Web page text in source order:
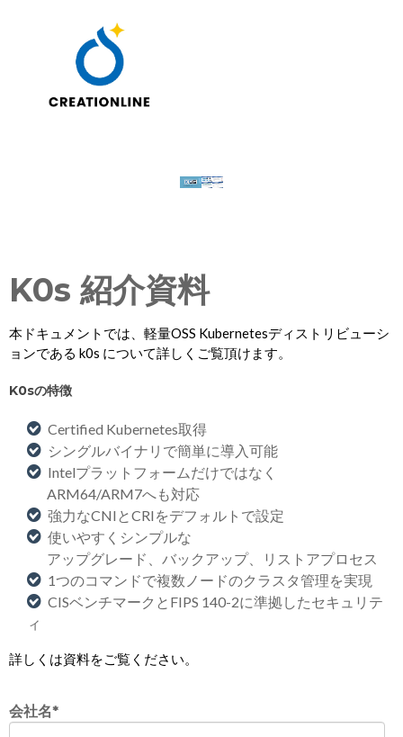
K0s 紹介資料
本ドキュメントでは、軽量OSS Kubernetesディストリビューシ
ョンである k0s について詳しく ご覧頂けます。
K0sの特徴
Certified Kubernetes取得
シングルバイナリで簡単に導入可能
Intelプラットフォームだけではなく
ARM64/ARM7へも対応
強力なCNIとCRIをデフォルトで設定
使いやすくシンプルな
アップグレード、バックアップ、リストアプロセス
1つのコマンドで複数ノードのクラスタ管理を実現
CISベンチマークとFIPS 140-2に準拠したセキュリテ
ィ
詳しくは資料をご覧ください。
会社名*